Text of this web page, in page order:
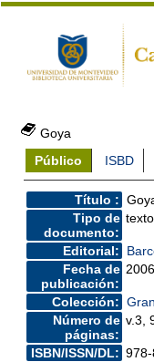
Goya
Público
ISBD
Título :
Tipo de
documento:
Editorial:
Fecha de
publicación:
2006
Colección:
Número de
páginas:
v.3,
ISBN/ISSN/DL: